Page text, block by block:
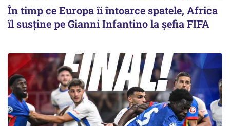
În timp ce Europa îi întoarce spatele, Africa
îl susține pe Gianni Infantino la șefia FIFA